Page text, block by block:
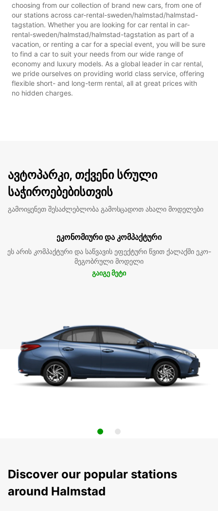
choosing from our collection of brand new cars, from one of
our stations across car-rental-sweden/halmstad/halmstad-
tagstation. Whether you are looking for car rental in car-
rental-sweden/halmstad/halmstad-tagstation as part of a
vacation, or renting a car for a special event, you will be sure
to find a car to suit your needs from our wide range of
economy and luxury models. As a global leader in car rental,
we pride ourselves on providing world class service, offering
flexible short- and long-term rental, all at great prices with
no hidden charges.
ავტოპარკი, თქვენი სრული
საჭიროებებისთვის
გამოიყენეთ შესაძლებლობა გამოსცადოთ ახალი მოდელები
ეკონომიური და კომპაქტური
ეს არის კომპაქტური და საწვავის ეფექტური წვით ქალაქში ეკო-
მეგობრული მოდელი
გაიგე მეტი
Discover our popular stations
around Halmstad